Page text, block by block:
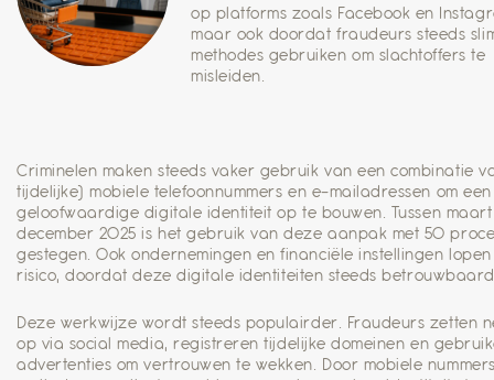
op platforms zoals Facebook en
maar ook doordat fraudeurs steeds
methodes gebruiken om slachtoffers te
misleiden.
Criminelen maken steeds vaker gebruik van een combinatie
tijdelijke) mobiele telefoonnummers en e-mailadressen om een
geloofwaardige digitale identiteit op te bouwen. Tussen
december 2025 is het gebruik van deze aanpak met 50
gestegen. Ook ondernemingen en financiële instellingen
risico, doordat deze digitale identiteiten steeds
Deze werkwijze wordt steeds populairder. Fraudeurs zetten
op via social media, registreren tijdelijke domeinen en
advertenties om vertrouwen te wekken. Door mobiele